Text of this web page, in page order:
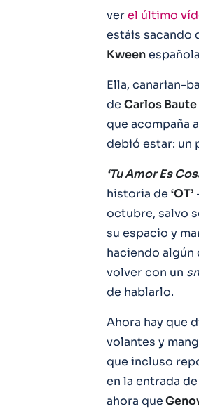
verel último
estáis sacando
Kween
Ella, canarian-
de Carlos Baute
que acompaña
debió estar: un
‘Tu Amor Es
historia de ‘OT’
octubre, salvo
su espacio y
haciendo
volver con un
de hablarlo.
Ahora hay que
volantes y
que incluso
en la entrada
ahora que